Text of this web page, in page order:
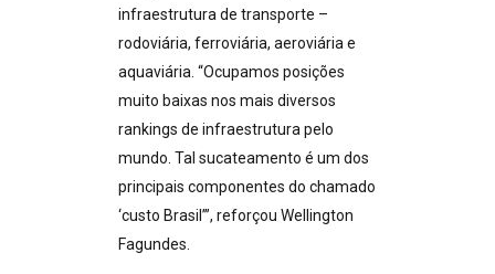
infraestrutura de transporte –
rodoviária, ferroviária, aeroviária e
aquaviária. “Ocupamos posições
muito baixas nos mais diversos
rankings de infraestrutura pelo
mundo. Tal sucateamento é um dos
principais componentes do chamado
‘custo Brasil’”, reforçou Wellington
Fagundes.